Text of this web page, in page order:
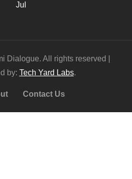
Jul
Dialogue. All rights reserved |
by: Tech Yard Labs.
Contact Us